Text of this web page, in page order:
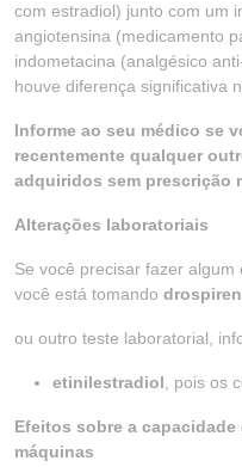
com estradiol) junto com um
angiotensina (medicamento
indometacina (analgésico
houve diferença significativa
Informe ao seu médico se
recentemente qualquer
adquiridos sem prescrição
Alterações laboratoriais
Se você precisar fazer
você está tomando
ou outro teste laboratorial,
etinilestradiol , pois os
Efeitos sobre a
máquinas